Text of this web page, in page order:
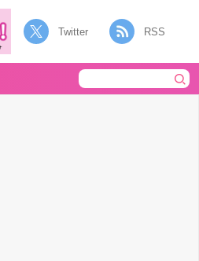
Twitter RSS